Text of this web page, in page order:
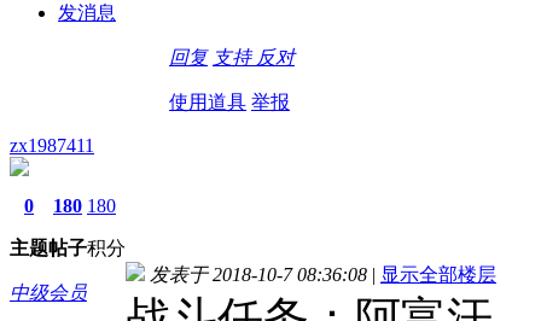
发消息
回复 支持 反对
使用道具 举报
zx1987411
0
主题
180
帖子
180
积分
中级会员
发表于 2018-10-7 08:36:08 | 显示全部楼层